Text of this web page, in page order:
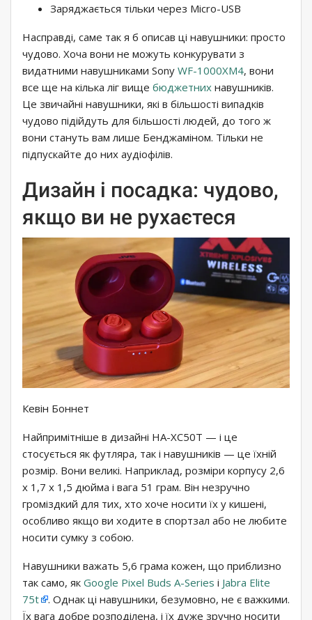
Заряджається тільки через Micro-USB
Насправді, саме так я б описав ці навушники: просто
чудово. Хоча вони не можуть конкурувати з
видатними навушниками Sony WF-1000XM4, вони
все ще на кілька ліг вище бюджетних навушників.
Це звичайні навушники, які в більшості випадків
чудово підійдуть для більшості людей, до того ж
вони стануть вам лише Бенджаміном. Тільки не
підпускайте до них аудіофілів.
Дизайн і посадка: чудово,
якщо ви не рухаєтеся
Кевін Боннет
Найпримітніше в дизайні HA-XC50T — і це
стосується як футляра, так і навушників — це їхній
розмір. Вони великі. Наприклад, розміри корпусу 2,6
х 1,7 х 1,5 дюйма і вага 51 грам. Він незручно
громіздкий для тих, хто хоче носити їх у кишені,
особливо якщо ви ходите в спортзал або не любите
носити сумку з собою.
Навушники важать 5,6 грама кожен, що приблизно
так само, як Google Pixel Buds A-Series і Jabra Elite
75t
. Однак ці навушники, безумовно, не є важкими.
Їх вага добре розподілена, і їх дуже зручно носити